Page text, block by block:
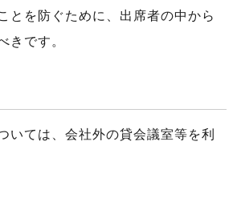
とを防ぐために、出席者の中から
きです。
いては、会社外の貸会議室等を利